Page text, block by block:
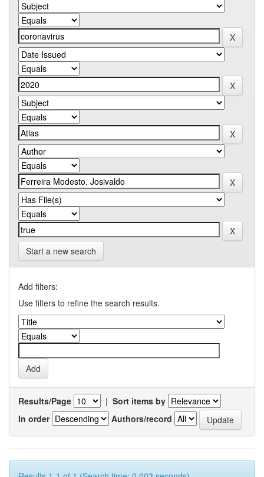
Start a new search
Add filters:
Use filters to refine the search results.
Results/Page | Sort items by
In order
Authors/record